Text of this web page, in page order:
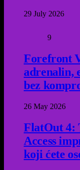
29 July 2026
9
Forefront
adrenalin,
bez
26 May 2026
FlatOut 4:
Access
koji ćete